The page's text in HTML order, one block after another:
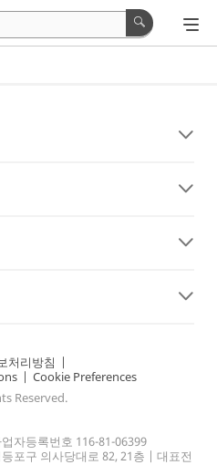
처리방침 |
| Cookie Preferences
Reserved.
자등록번호 116-81-06399
포구 의사당대로 82, 21층 | 대표전